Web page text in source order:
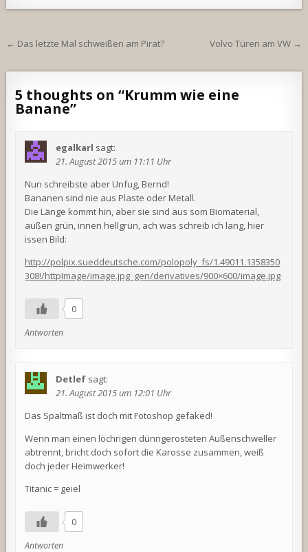
Beitragsnavigation
← Das letzte Mal schweißen am Pirat? Volvo Türen am VW →
5 thoughts on “Krumm wie eine
Banane”
egalkarl sagt:
21. August 2015 um 11:11 Uhr
Nun schreibste aber Unfug, Bernd!
Bananen sind nie aus Plaste oder Metall.
Die Länge kommt hin, aber sie sind aus som Biomaterial,
außen grün, innen hellgrün, ach was schreib ich lang, hier
issen Bild:
http://polpix.sueddeutsche.com/polopoly_fs/1.49011.1358350
308!/httpImage/image.jpg_gen/derivatives/900×600/image.jpg
0
Antworten
Detlef sagt:
21. August 2015 um 12:01 Uhr
Das Spaltmaß ist doch mit Fotoshop gefaked!
Wenn man einen löchrigen dünngerosteten Außenschweller
abtrennt, bricht doch sofort die Karosse zusammen, weiß
doch jeder Heimwerker!
Titanic = geiel
0
Antworten